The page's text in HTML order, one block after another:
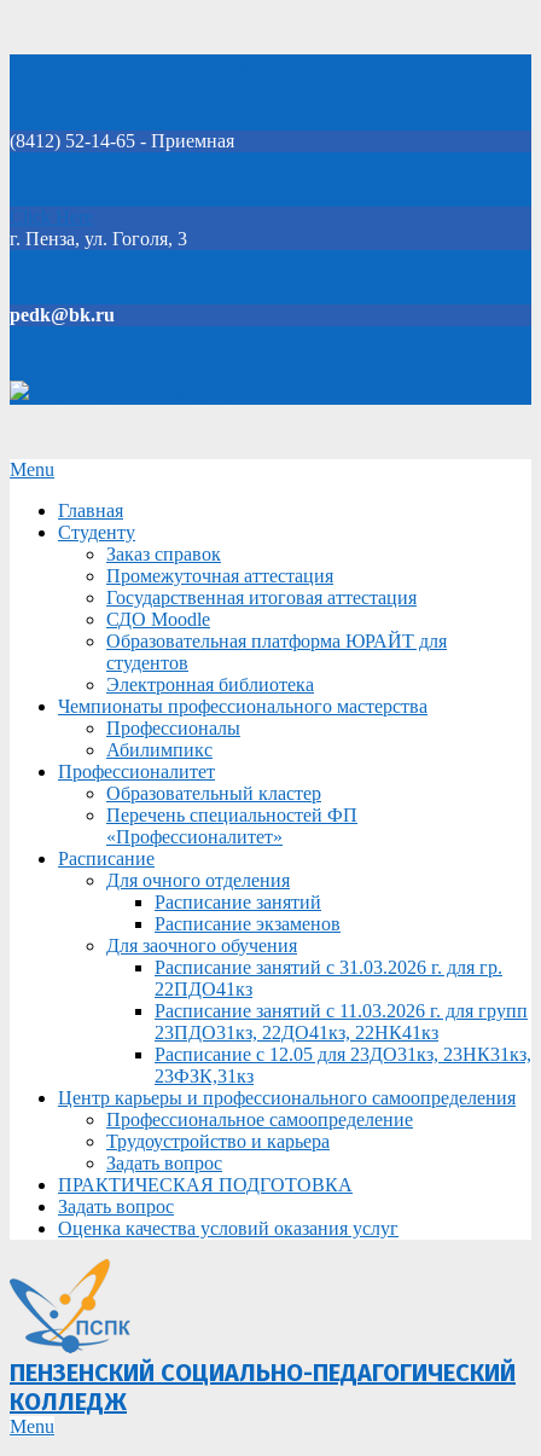
(8412) 52-14-65 - Приемная
Click Here
г. Пенза, ул. Гоголя, 3
pedk@bk.ru
Secondary
Menu
Menu
Главная
Студенту
Заказ справок
Промежуточная аттестация
Государственная итоговая аттестация
СДО Moodle
Образовательная платформа ЮРАЙТ для
студентов
Электронная библиотека
Чемпионаты профессионального мастерства
Профессионалы
Абилимпикс
Профессионалитет
Образовательный кластер
Перечень специальностей ФП
«Профессионалитет»
Расписание
Для очного отделения
Расписание занятий
Расписание экзаменов
Для заочного обучения
Расписание занятий с 31.03.2026 г. для гр.
22ПДО41кз
Расписание занятий с 11.03.2026 г. для групп
23ПДО31кз, 22ДО41кз, 22НК41кз
Расписание с 12.05 для 23ДО31кз, 23НК31кз,
23ФЗК,31кз
Центр карьеры и профессионального самоопределения
Профессиональное самоопределение
Трудоустройство и карьера
Задать вопрос
ПРАКТИЧЕСКАЯ ПОДГОТОВКА
Задать вопрос
Оценка качества условий оказания услуг
ПЕНЗЕНСКИЙ СОЦИАЛЬНО-ПЕДАГОГИЧЕСКИЙ
КОЛЛЕДЖ
Primary
Menu